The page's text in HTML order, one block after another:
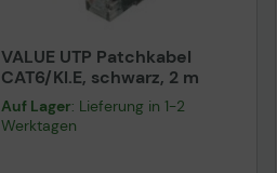
VALUE UTP Patchkabel
CAT6/Kl.E, schwarz, 2 m
Auf Lager: Lieferung in 1-2
Werktagen